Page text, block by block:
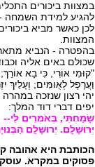
במצוות ביכורים
להגיע למידת השמחה
לכן כאשר מביא
המצוות.
בהפטרה - הנביא
שכולם באים אליה
"קוּמִי אוֹרִי, כִּי בָא
וַעֲרָפֶל לְאֻומִּים; וְעָלַיִךְ
יהי רצון שנזכה
יפים דברי דוד המלך:
שָׂמַחְתִּי, בְּאֹמְרִים לִי--
יְרוּשָׁלִָם. יְרוּשָׁלִַם
הכותבת היא אהובה
פסוקים במקרא.